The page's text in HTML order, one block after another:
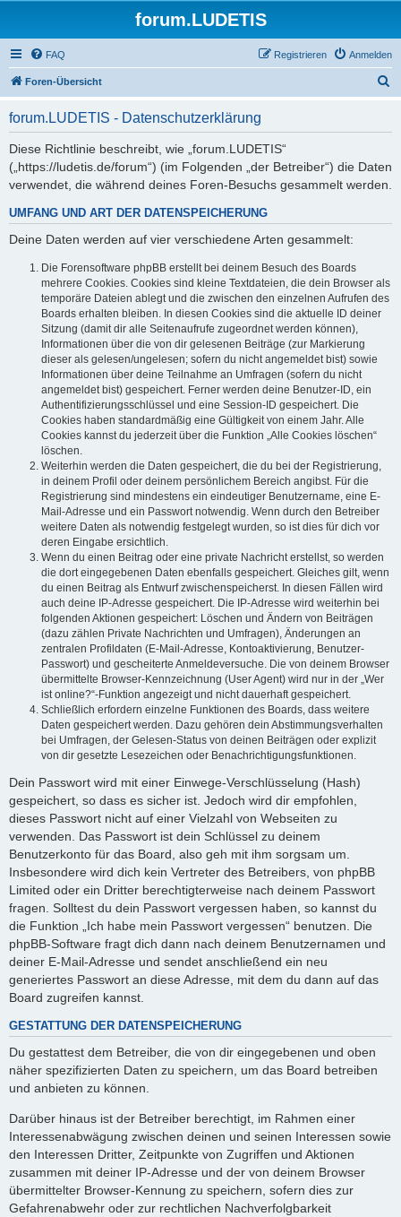
forum.LUDETIS
FAQ Anmelden
Registrieren
Foren-Übersicht
forum.LUDETIS - Datenschutzerklärung
Diese Richtlinie beschreibt, wie „forum.LUDETIS“
(„https://ludetis.de/forum“) (im Folgenden „der Betreiber“) die Daten
verwendet, die während deines Foren-Besuchs gesammelt werden.
UMFANG UND ART DER DATENSPEICHERUNG
Deine Daten werden auf vier verschiedene Arten gesammelt:
Die Forensoftware phpBB erstellt bei deinem Besuch des Boards
mehrere Cookies. Cookies sind kleine Textdateien, die dein Browser als
temporäre Dateien ablegt und die zwischen den einzelnen Aufrufen des
Boards erhalten bleiben. In diesen Cookies sind die aktuelle ID deiner
Sitzung (damit dir alle Seitenaufrufe zugeordnet werden können),
Informationen über die von dir gelesenen Beiträge (zur Markierung
dieser als gelesen/ungelesen; sofern du nicht angemeldet bist) sowie
Informationen über deine Teilnahme an Umfragen (sofern du nicht
angemeldet bist) gespeichert. Ferner werden deine Benutzer-ID, ein
Authentifizierungsschlüssel und eine Session-ID gespeichert. Die
Cookies haben standardmäßig eine Gültigkeit von einem Jahr. Alle
Cookies kannst du jederzeit über die Funktion „Alle Cookies löschen“
löschen.
Weiterhin werden die Daten gespeichert, die du bei der Registrierung,
in deinem Profil oder deinem persönlichem Bereich angibst. Für die
Registrierung sind mindestens ein eindeutiger Benutzername, eine E-
Mail-Adresse und ein Passwort notwendig. Wenn durch den Betreiber
weitere Daten als notwendig festgelegt wurden, so ist dies für dich vor
deren Eingabe ersichtlich.
Wenn du einen Beitrag oder eine private Nachricht erstellst, so werden
die dort eingegebenen Daten ebenfalls gespeichert. Gleiches gilt, wenn
du einen Beitrag als Entwurf zwischenspeicherst. In diesen Fällen wird
auch deine IP-Adresse gespeichert. Die IP-Adresse wird weiterhin bei
folgenden Aktionen gespeichert: Löschen und Ändern von Beiträgen
(dazu zählen Private Nachrichten und Umfragen), Änderungen an
zentralen Profildaten (E-Mail-Adresse, Kontoaktivierung, Benutzer-
Passwort) und gescheiterte Anmeldeversuche. Die von deinem Browser
übermittelte Browser-Kennzeichnung (User Agent) wird nur in der „Wer
ist online?“-Funktion angezeigt und nicht dauerhaft gespeichert.
Schließlich erfordern einzelne Funktionen des Boards, dass weitere
Daten gespeichert werden. Dazu gehören dein Abstimmungsverhalten
bei Umfragen, der Gelesen-Status von deinen Beiträgen oder explizit
von dir gesetzte Lesezeichen oder Benachrichtigungsfunktionen.
Dein Passwort wird mit einer Einwege-Verschlüsselung (Hash)
gespeichert, so dass es sicher ist. Jedoch wird dir empfohlen,
dieses Passwort nicht auf einer Vielzahl von Webseiten zu
verwenden. Das Passwort ist dein Schlüssel zu deinem
Benutzerkonto für das Board, also geh mit ihm sorgsam um.
Insbesondere wird dich kein Vertreter des Betreibers, von phpBB
Limited oder ein Dritter berechtigterweise nach deinem Passwort
fragen. Solltest du dein Passwort vergessen haben, so kannst du
die Funktion „Ich habe mein Passwort vergessen“ benutzen. Die
phpBB-Software fragt dich dann nach deinem Benutzernamen und
deiner E-Mail-Adresse und sendet anschließend ein neu
generiertes Passwort an diese Adresse, mit dem du dann auf das
Board zugreifen kannst.
GESTATTUNG DER DATENSPEICHERUNG
Du gestattest dem Betreiber, die von dir eingegebenen und oben
näher spezifizierten Daten zu speichern, um das Board betreiben
und anbieten zu können.
Darüber hinaus ist der Betreiber berechtigt, im Rahmen einer
Interessenabwägung zwischen deinen und seinen Interessen sowie
den Interessen Dritter, Zeitpunkte von Zugriffen und Aktionen
zusammen mit deiner IP-Adresse und der von deinem Browser
übermittelter Browser-Kennung zu speichern, sofern dies zur
Gefahrenabwehr oder zur rechtlichen Nachverfolgbarkeit